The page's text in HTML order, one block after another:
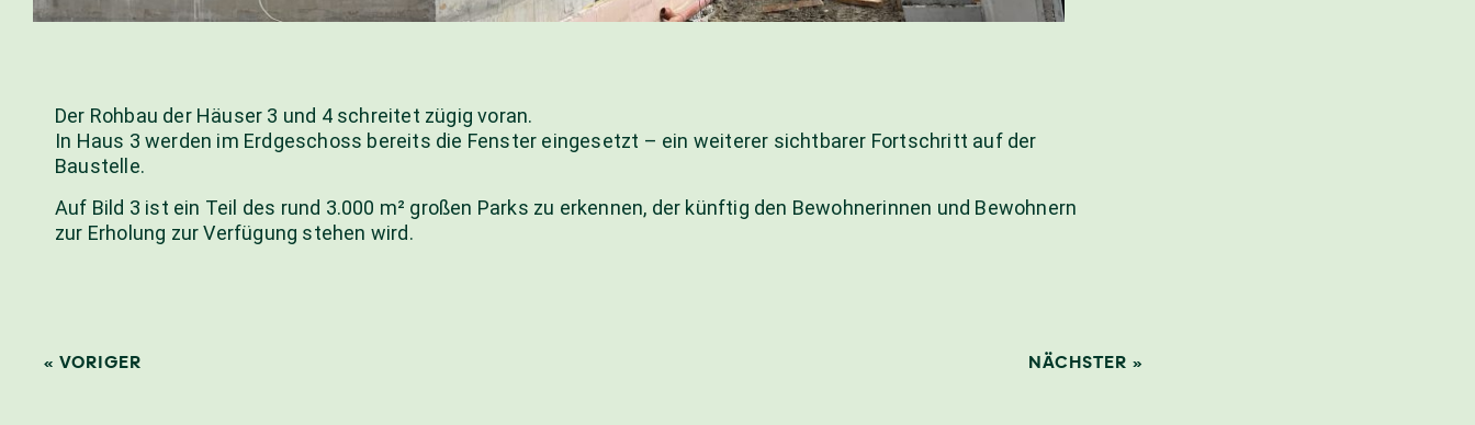
Der Rohbau der Häuser 3 und 4 schreitet zügig voran.
In Haus 3 werden im Erdgeschoss bereits die Fenster eingesetzt – ein weiterer sichtbarer Fortschritt auf der
Baustelle.
Auf Bild 3 ist ein Teil des rund 3.000 m² großen Parks zu erkennen, der künftig den Bewohnerinnen und Bewohnern
zur Erholung zur Verfügung stehen wird.
« VORIGER NÄCHSTER »